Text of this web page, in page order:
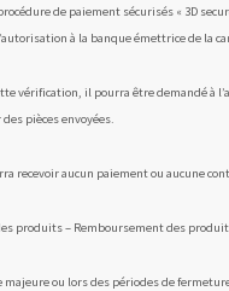
de paiement sécurisés « 3D
à la banque émettrice de la
il pourra être demandé à
pièces envoyées.
aucun paiement ou aucune
produits – Remboursement des
ou lors des périodes de